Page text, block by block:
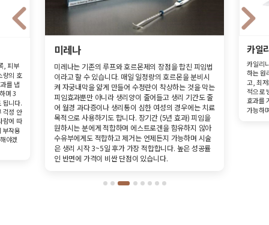
, 피부
량의 호
를 냅
며 3
됩니다.
걱정 안
람에 따
부작용
야겠
미레나
미레나는 기존의 루프와 호르몬제의 장점을 합친 피임법
이라고 할 수 있습니다. 매일 일정량의 호르몬을 분비시
켜 자궁내막을 얇게 만들어 수정란이 착상하는 것을 막는
피임효과뿐만 아니라 생리양이 줄어들고 생리 기간도 줄
어 월경 과다증이나 생리통이 심한 여성의 경우에는 치료
목적으로 사용하기도 합니다. 장기간 (5년 효과) 피임을
원하시는 분에게 적합하며 에스트로겐을 함유하지 않아
수유부에게도 적합하고 제거는 언제든지 가능하며 시술
은 생리 시작 3~5일 후가 가장 적합합니다. 높은 성공률
인 반면에 가격이 비싼 단점이 있습니다.
카일
카일리
하는 원
고, 최
적으로
효과를
가능하